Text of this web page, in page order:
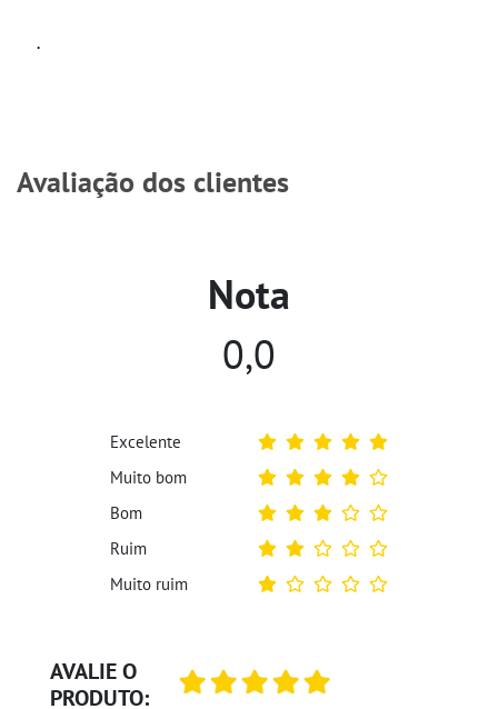
.
Avaliação dos clientes
AVALIE O
PRODUTO:
Nota
0,0
Excelente
Muito bom
Bom
Ruim
Muito ruim